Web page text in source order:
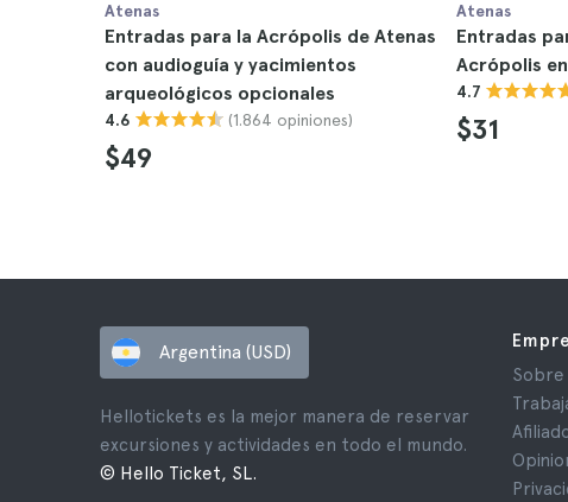
Atenas
Entradas para la Acrópolis de Atenas
con audioguía y yacimientos
arqueológicos opcionales
4.6 (1.864 opiniones)
$49
Atenas
Entradas
Acrópolis
4.7
$31
Argentina (USD)
Hellotickets es la mejor manera de reservar
excursiones y actividades en todo el mundo.
© Hello Ticket, SL.